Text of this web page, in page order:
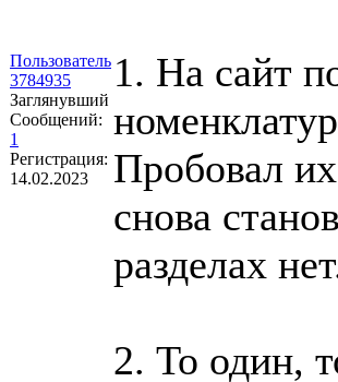
Пользователь
3784935
Заглянувший
Сообщений:
1
Регистрация:
14.02.2023
1. На сайт
Пробовал
снова
разделах
2. То один,